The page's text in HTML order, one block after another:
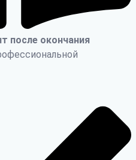
после окончания